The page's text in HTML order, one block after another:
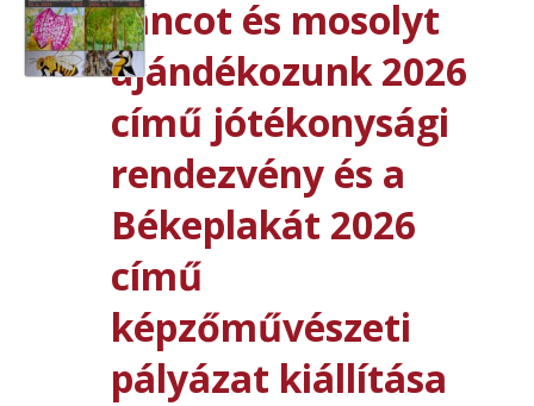
táncot és mosolyt
ajándékozunk 2026
című jótékonysági
rendezvény és a
Békeplakát 2026
című
képzőművészeti
pályázat kiállítása